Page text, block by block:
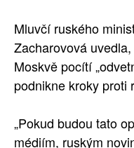
Mluvčí ruského
Zacharovová
Moskvě pocítí
podnikne kroky proti
„Pokud budou tato
médiím, ruským